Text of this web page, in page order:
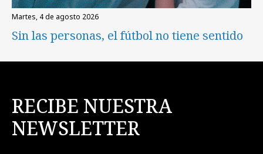
martes, 4 de agosto 2026
Sin las personas, el fútbol no tiene sentido
RECIBE NUESTRA
NEWSLETTER